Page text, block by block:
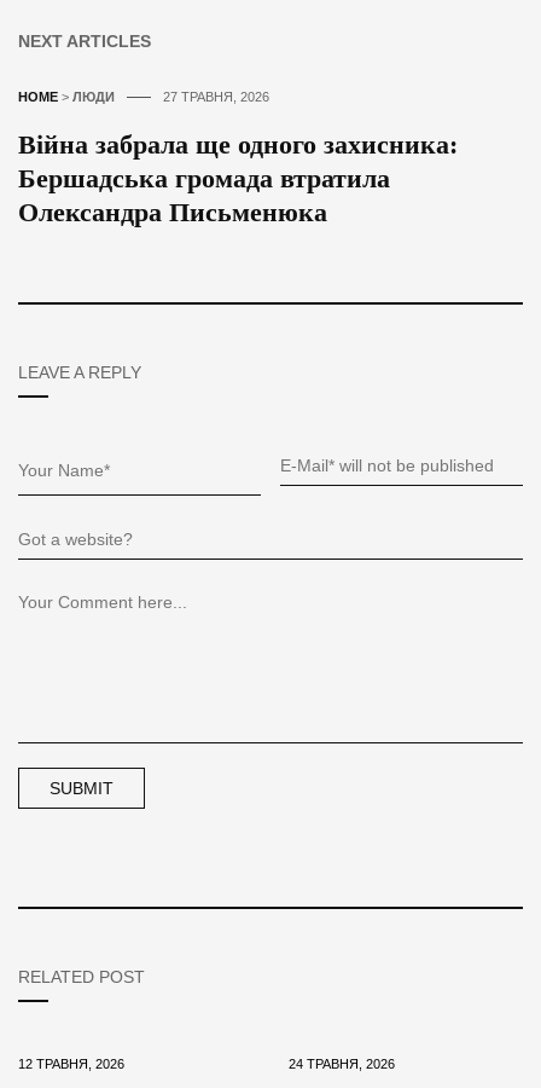
NEXT ARTICLES
HOME > ЛЮДИ 27 ТРАВНЯ, 2026
Війна забрала ще одного захисника:
Бершадська громада втратила
Олександра Письменюка
LEAVE A REPLY
RELATED POST
12 ТРАВНЯ, 2026 24 ТРАВНЯ, 2026